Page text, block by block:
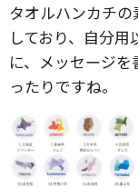
タオルハンカチ
しており、自分
に、メッセージ
ったりですね。